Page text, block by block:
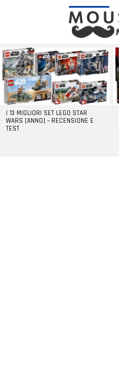
LATEST
STORIES
I 13 MIGLIORI SET LEGO STAR
WARS [ANNO] – RECENSIONE E
TEST